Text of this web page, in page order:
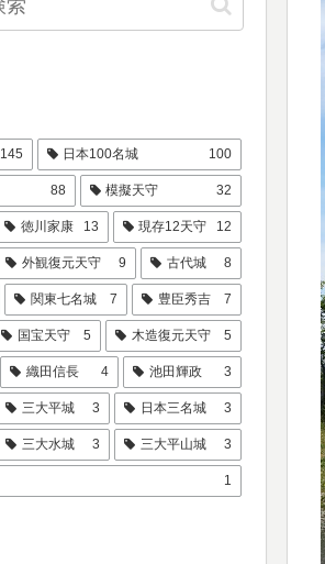
145 日本100名城 100
88 模擬天守 32
徳川家康 13 現存12天守 12
外観復元天守 9 古代城 8
関東七名城 7 豊臣秀吉 7
国宝天守 5 木造復元天守 5
織田信長 4 池田輝政 3
三大平城 3 日本三名城 3
三大水城 3 三大平山城 3
1